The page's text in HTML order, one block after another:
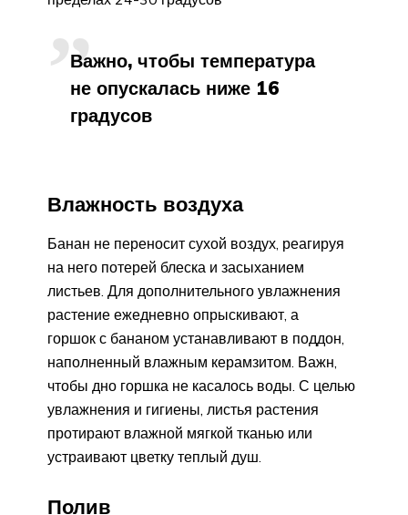
Важно, чтобы температура
не опускалась ниже 16
градусов
Влажность воздуха
Банан не переносит сухой воздух, реагируя
на него потерей блеска и засыханием
листьев. Для дополнительного увлажнения
растение ежедневно опрыскивают, а
горшок с бананом устанавливают в поддон,
наполненный влажным керамзитом. Важн,
чтобы дно горшка не касалось воды. С целью
увлажнения и гигиены, листья растения
протирают влажной мягкой тканью или
устраивают цветку теплый душ.
Полив